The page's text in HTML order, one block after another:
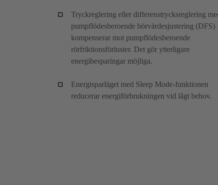
Tryckreglering eller differenstrycksreglering
pumpflödesberoende börvärdesjustering (DFS)
kompenserar mot pumpflödesberoende
rörfriktionsförluster. Det gör ytterligare
energibesparingar möjliga.
Energisparläget med Sleep Mode-funktionen
reducerar energiförbrukningen vid lågt behov.